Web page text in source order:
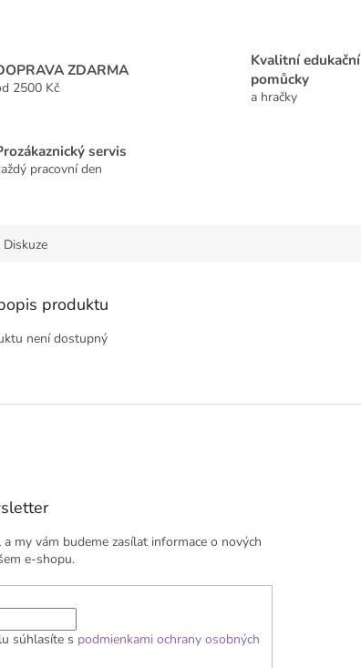
ZDARMA
2500 Kč
Kvalitní edukační
pomůcky
a hračky
servis
pracovní den
Diskuze
produktu
není dostupný
my vám budeme zasílat informace o nových
e-shopu.
súhlasíte s podmienkami ochrany osobných